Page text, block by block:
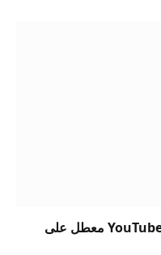
وضع صورة داخل صورة (PiP) على YouTube معطل على